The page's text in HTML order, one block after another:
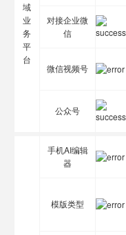
域
业
务
平
台
对接企业微
信
微信视频号
公众号
手机AI编辑
器
模版类型